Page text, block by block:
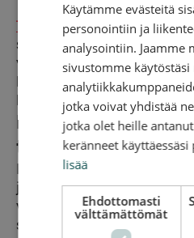
Tieliikennelainmukaan
saa käyttää lumiketjuja,
vahingoita tien pintaa
käyttö ei kuitenkaan
käyttövelvoitetta
Rengassukat ja
tuovat tuotteet
Lumiketjujen lisäksi on
jäänastoja ja
voivat auttaa, mutta
saa parhaan avun
Käytämme evästeitä
personointiin ja
analysointiin. Jaamme
sivustomme käytöstäsi
jotka voivat yhdistää
jotka olet heille
keränneet käyttäessäsi
lisää
Ehdottomasti
välttämättömät